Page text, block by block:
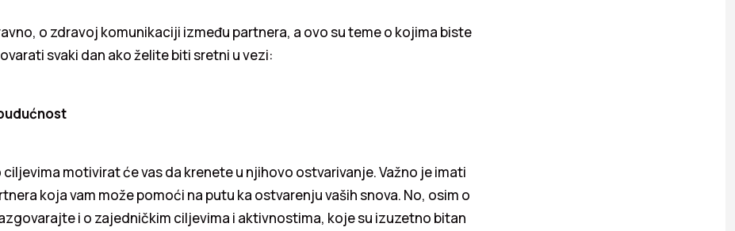
o zdravoj komunikaciji između partnera, a ovo su teme o kojima biste
svaki dan ako želite biti sretni u vezi:
motivirat će vas da krenete u njihovo ostvarivanje. Važno je imati
koja vam može pomoći na putu ka ostvarenju vaših snova. No, osim o
i o zajedničkim ciljevima i aktivnostima, koje su izuzetno bitan